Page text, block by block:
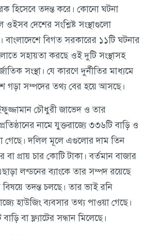
হিসেবে তদন্ত করে। কোনো ঘটনা
ওইসব দেশের সংশ্লিষ্ট সংস্থাগুলো
বিগত সরকারের ১১টি ঘটনার
সহায়তা করছে ওই দুটি সংস্থাসহ
সংস্থা। যে কারণে দুর্নীতির মাধ্যমে
গড়া সম্পদের তথ্য বের হয়ে আসছে।
চৌধুরী জাভেদ ও তার
প্রতিষ্ঠানের নামে যুক্তরাজ্যে ৩৩৬টি বাড়ি ও
গেছে। দলিল মূলে এগুলোর দাম তিন
প্রায় চার কোটি টাকা। বর্তমান বাজার
লন্ডনের ব্যাংকে তার সম্পদ রয়েছে
তদন্ত চলছে। তার ভাই রনি
হাউজিং ব্যবসার তথ্য পাওয়া গেছে।
বা ফ্ল্যাটের সন্ধান মিলেছে।